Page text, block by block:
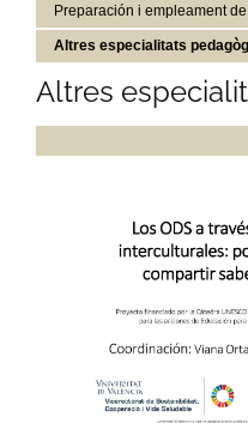
Preparación i empleament
Altres especialitats
Altres